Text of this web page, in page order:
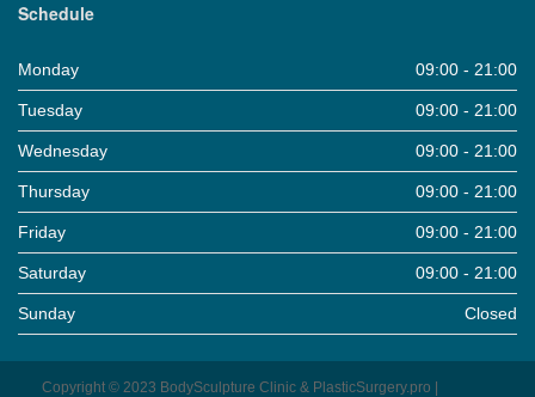
Schedule
Monday 09:00 - 21:00
Tuesday 09:00 - 21:00
Wednesday 09:00 - 21:00
Thursday 09:00 - 21:00
Friday 09:00 - 21:00
Saturday 09:00 - 21:00
Sunday Closed
Copyright © 2023 BodySculpture Clinic & PlasticSurgery.pro |